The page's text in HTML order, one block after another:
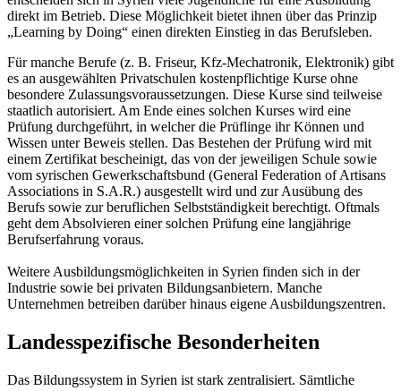
direkt im Betrieb. Diese Möglichkeit bietet ihnen über das Prinzip
„Learning by Doing“ einen direkten Einstieg in das Berufsleben.
Für manche Berufe (z. B. Friseur, Kfz-Mechatronik, Elektronik) gibt
es an ausgewählten Privatschulen kostenpflichtige Kurse ohne
besondere Zulassungsvoraussetzungen. Diese Kurse sind teilweise
staatlich autorisiert. Am Ende eines solchen Kurses wird eine
Prüfung durchgeführt, in welcher die Prüflinge ihr Können und
Wissen unter Beweis stellen. Das Bestehen der Prüfung wird mit
einem Zertifikat bescheinigt, das von der jeweiligen Schule sowie
vom syrischen Gewerkschaftsbund (General Federation of Artisans
Associations in S.A.R.) ausgestellt wird und zur Ausübung des
Berufs sowie zur beruflichen Selbstständigkeit berechtigt. Oftmals
geht dem Absolvieren einer solchen Prüfung eine langjährige
Berufserfahrung voraus.
Weitere Ausbildungsmöglichkeiten in Syrien finden sich in der
Industrie sowie bei privaten Bildungsanbietern. Manche
Unternehmen betreiben darüber hinaus eigene Ausbildungszentren.
Landesspezifische Besonderheiten
Das Bildungssystem in Syrien ist stark zentralisiert. Sämtliche